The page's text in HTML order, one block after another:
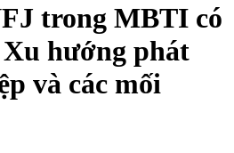
trong MBTI có
hướng phát
và các mối